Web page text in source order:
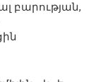
բարության,